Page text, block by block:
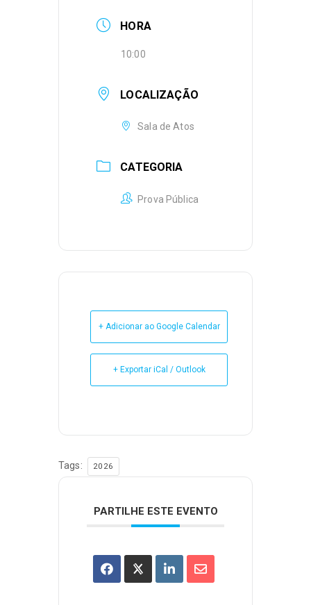
HORA
10:00
LOCALIZAÇÃO
Sala de Atos
CATEGORIA
Prova Pública
+ Adicionar ao Google Calendar
+ Exportar iCal / Outlook
Tags: 2026
PARTILHE ESTE EVENTO